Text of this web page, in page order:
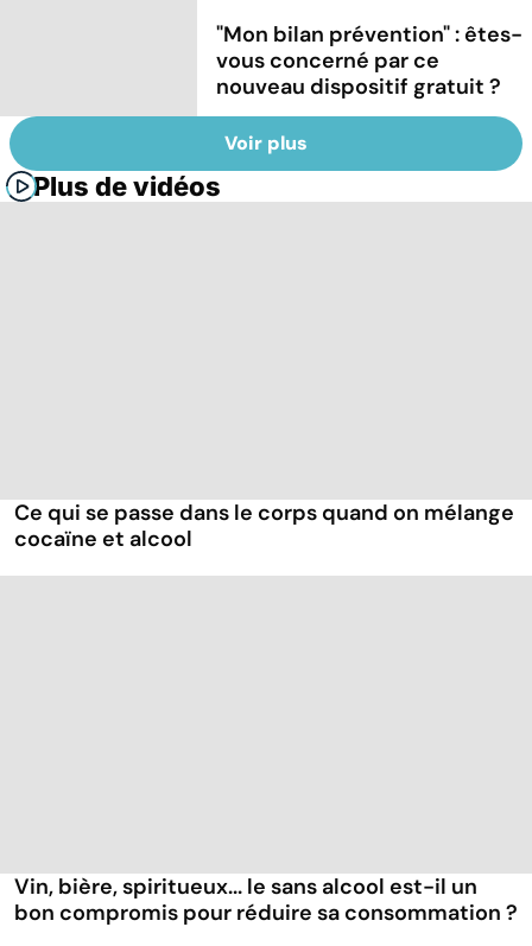
"Mon bilan prévention" : êtes-
vous concerné par ce
nouveau dispositif gratuit ?
Voir plus
Plus de vidéos
Ce qui se passe dans le corps quand on mélange
cocaïne et alcool
Vin, bière, spiritueux... le sans alcool est-il un
bon compromis pour réduire sa consommation ?